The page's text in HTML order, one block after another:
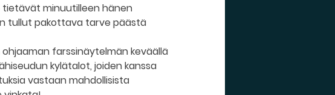
tietävät minuutilleen hänen
tullut pakottava tarve päästä
farssinäytelmän keväällä
kylätalot, joiden kanssa
vastaan mahdollisista